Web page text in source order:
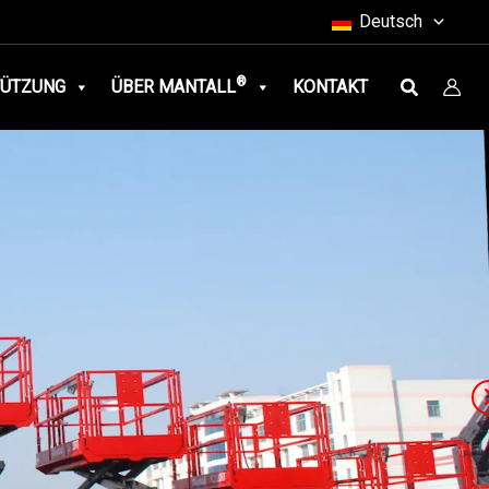
Deutsch
ÜBER MANTALL® KONTAKT Suche